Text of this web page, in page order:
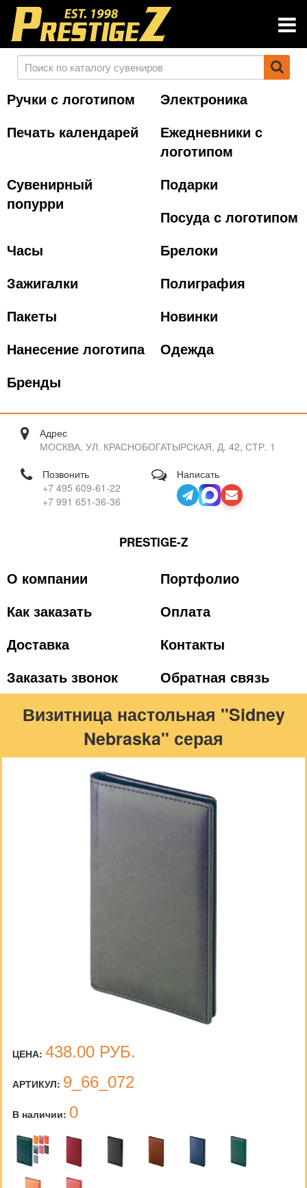
Ручки с логотипом
Электроника
Печать календарей
Ежедневники с
логотипом
Сувенирный
попурри
Подарки
Посуда с логотипом
Часы
Брелоки
Зажигалки
Полиграфия
Пакеты
Новинки
Нанесение логотипа
Одежда
Бренды
Адрес
МОСКВА, УЛ. КРАСНОБОГАТЫРСКАЯ, Д. 42, СТР. 1
Позвонить
+7 495 609-61-22
+7 991 651-36-36
Написать
PRESTIGE-Z
О компании
Портфолио
Как заказать
Оплата
Доставка
Контакты
Заказать звонок
Обратная связь
Визитница настольная "Sidney
Nebraska" серая
ЦЕНА: 438.00 РУБ.
АРТИКУЛ: 9_66_072
В наличии: 0